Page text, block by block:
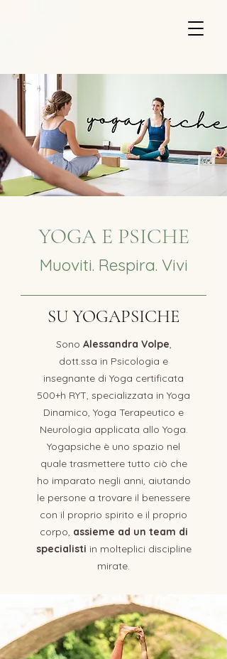
YOGA E PSICHE
Muoviti. Respira. Vivi
SU YOGAPSICHE
Sono Alessandra Volpe,
dott.ssa in Psicologia e
insegnante di Yoga certificata
500+h RYT, specializzata in Yoga
Dinamico, Yoga Terapeutico e
Neurologia applicata allo Yoga.
Yogapsiche è uno spazio nel
quale trasmettere tutto ciò che
ho imparato negli anni, aiutando
le persone a trovare il benessere
con il proprio spirito e il proprio
corpo, assieme ad un team di
specialisti in molteplici discipline
mirate.